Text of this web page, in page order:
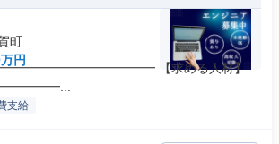
町
円
【求める人材】
支給